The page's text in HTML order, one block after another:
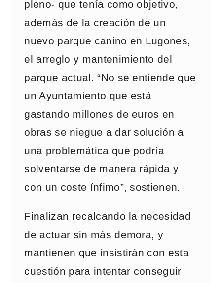
pleno- que tenía como objetivo,
además de la creación de un
nuevo parque canino en Lugones,
el arreglo y mantenimiento del
parque actual. “No se entiende que
un Ayuntamiento que está
gastando millones de euros en
obras se niegue a dar solución a
una problemática que podría
solventarse de manera rápida y
con un coste ínfimo”, sostienen.
Finalizan recalcando la necesidad
de actuar sin más demora, y
mantienen que insistirán con esta
cuestión para intentar conseguir